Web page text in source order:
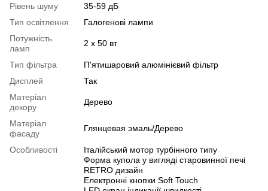
Рівень шуму
35-59 дБ
Тип освітлення
Галогенові лампи
Потужність
ламп
2 х 50 вт
Тип фільтра
П'ятишаровий алюмінієвий фільтр
Дисплей
Так
Матеріал
декору
Дерево
Матеріал
фасаду
Глянцевая эмаль/Дерево
Особливості
Італійський мотор турбінного типу
Форма купола у вигляді старовинної печі
RETRO дизайн
Електронні кнопки Soft Touch